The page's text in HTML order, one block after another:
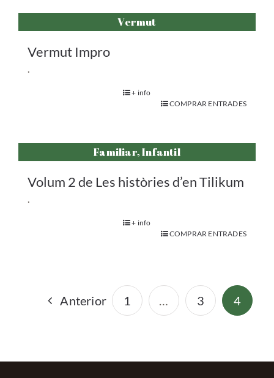
Vermut
Vermut Impro
.
+ info
COMPRAR ENTRADES
Familiar, Infantil
Volum 2 de Les històries d’en Tilikum
.
+ info
COMPRAR ENTRADES
Anterior 1 … 3 4